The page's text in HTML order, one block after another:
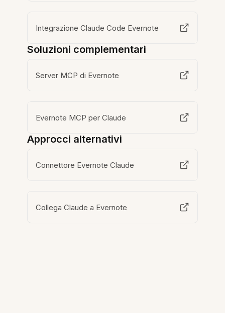
Integrazione Claude Code Evernote
Soluzioni complementari
Server MCP di Evernote
Evernote MCP per Claude
Approcci alternativi
Connettore Evernote Claude
Collega Claude a Evernote